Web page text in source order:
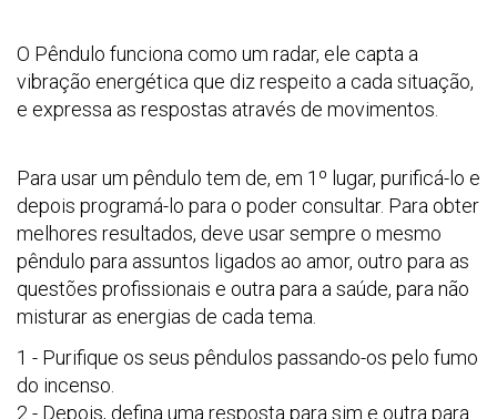
O Pêndulo funciona como um radar, ele capta a
vibração energética que diz respeito a cada situação,
e expressa as respostas através de movimentos.
Para usar um pêndulo tem de, em 1º lugar, purificá-lo e
depois programá-lo para o poder consultar. Para obter
melhores resultados, deve usar sempre o mesmo
pêndulo para assuntos ligados ao amor, outro para as
questões profissionais e outra para a saúde, para não
misturar as energias de cada tema.
1 - Purifique os seus pêndulos passando-os pelo fumo
do incenso.
2 - Depois, defina uma resposta para sim e outra para